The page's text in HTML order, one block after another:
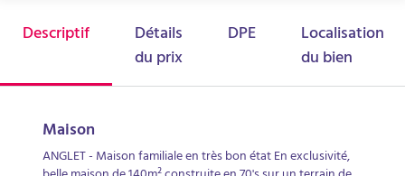
Descriptif Détails
du prix
DPE Localisation
du bien
Maison
ANGLET - Maison familiale en très bon état En exclusivité,